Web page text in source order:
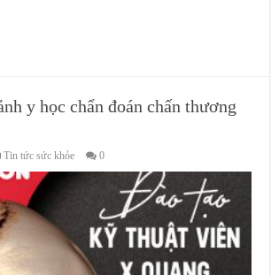
y học chẩn đoán chấn thương
Tin tức sức khỏe 0